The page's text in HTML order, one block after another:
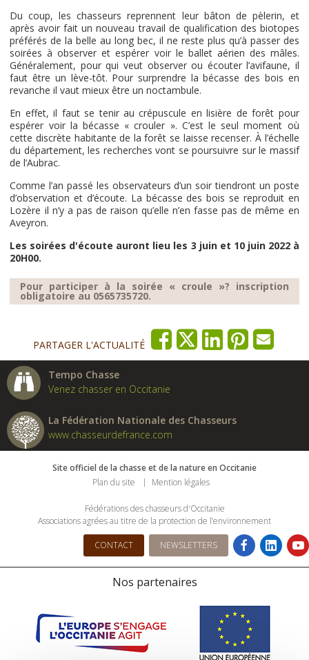
Du coup, les chasseurs reprennent leur bâton de pèlerin, et
après avoir fait un nouveau travail de qualification des biotopes
préférés de la belle au long bec, il ne reste plus qu’à passer des
soirées à observer et espérer voir le ballet aérien des mâles.
Généralement, pour qui veut observer ou écouter l’avifaune, il
faut être un lève-tôt. Pour surprendre la bécasse des bois en
revanche il vaut mieux être un noctambule.
En effet, il faut se tenir au crépuscule en lisière de forêt pour
espérer voir la bécasse « crouler ». C’est le seul moment où
cette discrète habitante de la forêt se laisse recenser. À l’échelle
du département, les recherches vont se poursuivre sur le massif
de l’Aubrac.
Comme l’an passé les observateurs d’un soir tiendront un poste
d’observation et d’écoute. La bécasse des bois se reproduit en
Lozère il n’y a pas de raison qu’elle n’en fasse pas de même en
Aveyron.
Les soirées d'écoute auront lieu les 3 juin et 10 juin 2022 à
20H00.
Pour participer à la soirée « croule »? inscription
obligatoire au 0565735720.
PARTAGER L'ACTUALITÉ
Tempo Chasse
Venez chasser en Occitanie
La Fédération Nationale des Chasseurs
www.chasseurdefrance.com
Site officiel de la chasse et de la nature en Occitanie
Plan du site
Mention légales
Fédérations des chasseurs d'Occitanie
Associations agrées au titre de la protection de l’environnement
CONTACT NEWSLETTERS
Nos partenaires